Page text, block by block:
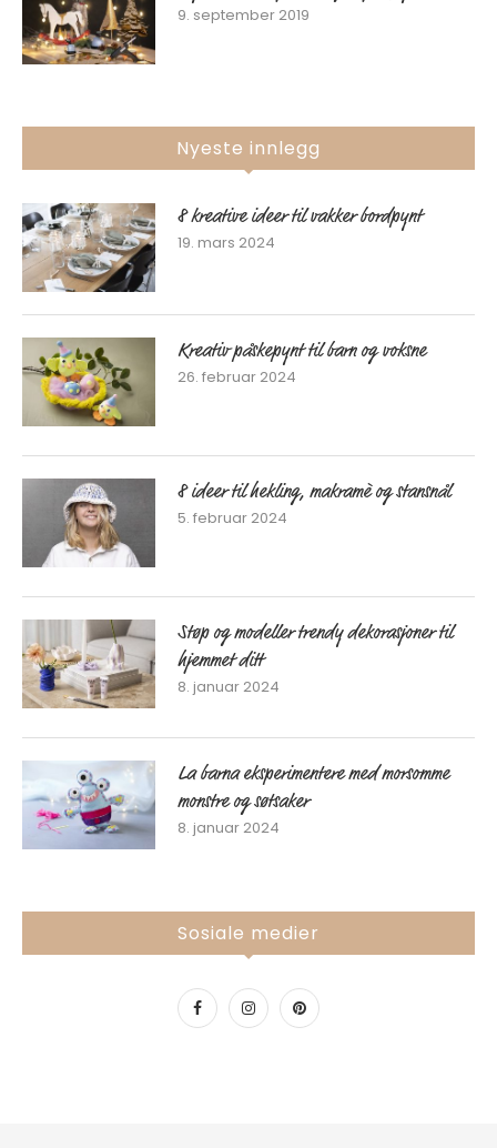
9. september 2019
Nyeste innlegg
8 kreative ideer til vakker bordpynt
19. mars 2024
Kreativ påskepynt til barn og voksne
26. februar 2024
8 ideer til hekling, makramè og stansnål
5. februar 2024
Støp og modeller trendy dekorasjoner til
hjemmet ditt
8. januar 2024
La barna eksperimentere med morsomme
monstre og søtsaker
8. januar 2024
Sosiale medier